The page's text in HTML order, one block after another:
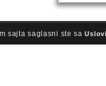
sajta saglasni ste sa